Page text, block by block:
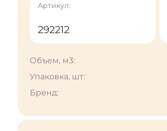
Артикул:
292212
Объем, м3:
Упаковка, шт:
Бренд: